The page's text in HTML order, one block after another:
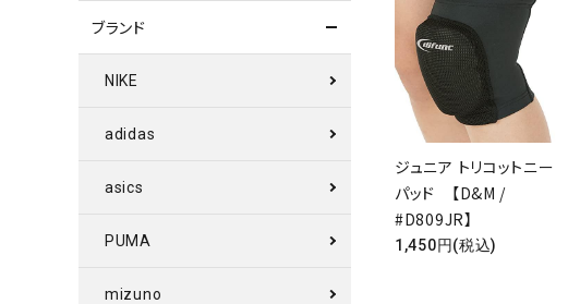
ジュニア トリコットニー
パッド 【D&M /
#D809JR】
1,450円(税込)
ブランド
NIKE
adidas
asics
PUMA
mizuno